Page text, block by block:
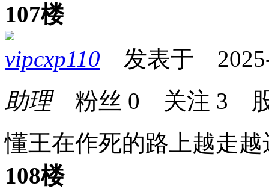
107楼
vipcxp110 发表于 2025-
助理粉丝 0 关注 3
懂王在作死的路上越走
108楼